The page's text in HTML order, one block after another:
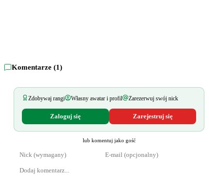
Komentarze (1)
Zdobywaj rangi Własny awatar i profil Zarezerwuj swój nick
Zaloguj się Zarejestruj się
lub komentuj jako gość